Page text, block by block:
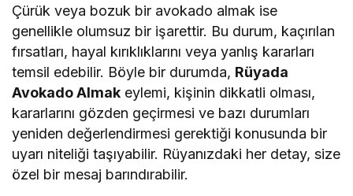
Çürük veya bozuk bir avokado almak ise
genellikle olumsuz bir işarettir. Bu durum, kaçırılan
fırsatları, hayal kırıklıklarını veya yanlış kararları
temsil edebilir. Böyle bir durumda, Rüyada
Avokado Almak eylemi, kişinin dikkatli olması,
kararlarını gözden geçirmesi ve bazı durumları
yeniden değerlendirmesi gerektiği konusunda bir
uyarı niteliği taşıyabilir. Rüyanızdaki her detay, size
özel bir mesaj barındırabilir.